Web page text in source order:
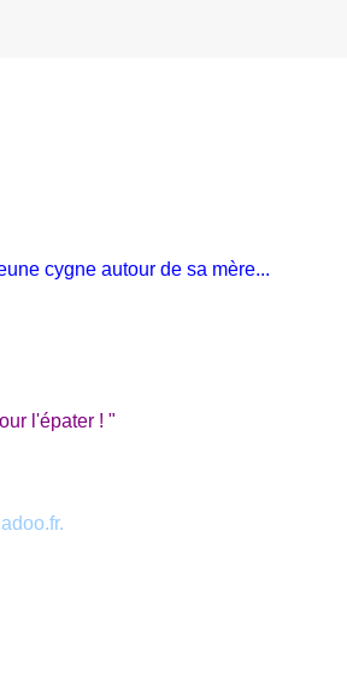
cygne autour de sa mère...
l'épater ! "